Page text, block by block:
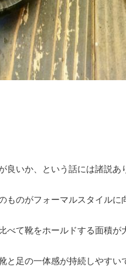
良いか、という話には諸説あ
ものがフォーマルスタイルに
べて靴をホールドする面積
と足の一体感が持続しやすい